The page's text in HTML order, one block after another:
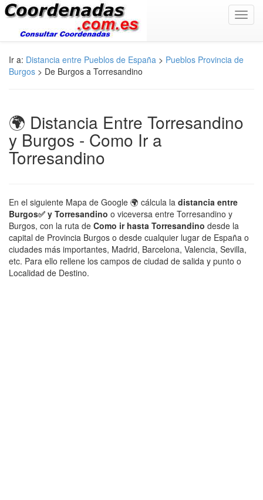
Ir a: Distancia entre Pueblos de España > Pueblos Provincia de
Burgos > De Burgos a Torresandino
🌍 Distancia Entre Torresandino
y Burgos - Como Ir a
Torresandino
En el siguiente Mapa de Google 🌍 cálcula la distancia entre
Burgos✅ y Torresandino o viceversa entre Torresandino y
Burgos, con la ruta de Como ir hasta Torresandino desde la
capital de Provincia Burgos o desde cualquier lugar de España o
ciudades más importantes, Madrid, Barcelona, Valencia, Sevilla,
etc. Para ello rellene los campos de ciudad de salida y punto o
Localidad de Destino.